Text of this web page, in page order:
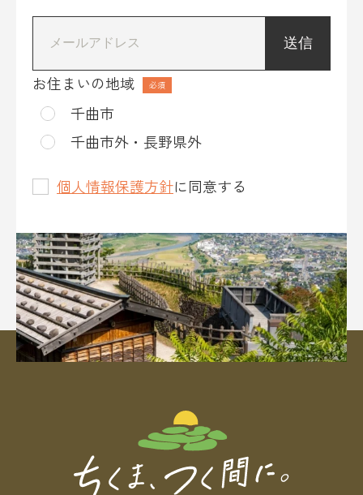
お住まいの地域
千曲市
千曲市外・長野県外
個人情報保護方針に同意する